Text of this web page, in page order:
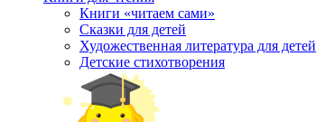
Книги «читаем сами»
Сказки для детей
Художественная литература для детей
Детские стихотворения